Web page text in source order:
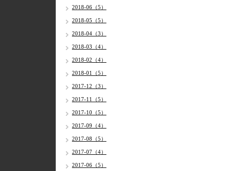
2018-06（5）
2018-05（5）
2018-04（3）
2018-03（4）
2018-02（4）
2018-01（5）
2017-12（3）
2017-11（5）
2017-10（5）
2017-09（4）
2017-08（5）
2017-07（4）
2017-06（5）